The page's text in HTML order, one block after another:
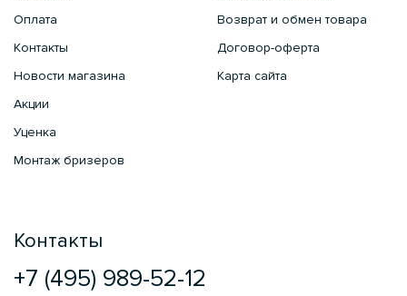
Оплата
Контакты
Новости магазина
Акции
Уценка
Монтаж бризеров
Возврат и обмен товара
Договор-оферта
Карта сайта
Контакты
+7 (495) 989-52-12